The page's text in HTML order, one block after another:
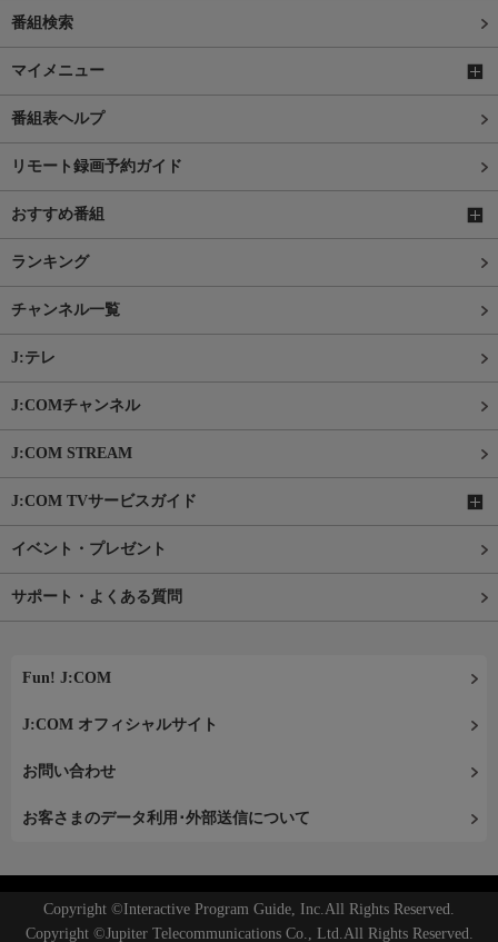
番組検索
マイメニュー
番組表ヘルプ
リモート録画予約ガイド
おすすめ番組
ランキング
チャンネル一覧
J:テレ
J:COMチャンネル
J:COM STREAM
J:COM TVサービスガイド
イベント・プレゼント
サポート・よくある質問
Fun! J:COM
J:COM オフィシャルサイト
お問い合わせ
お客さまのデータ利用･外部送信について
Copyright ©Interactive Program Guide, Inc.All Rights Reserved.
Copyright ©Jupiter Telecommunications Co., Ltd.All Rights Reserved.